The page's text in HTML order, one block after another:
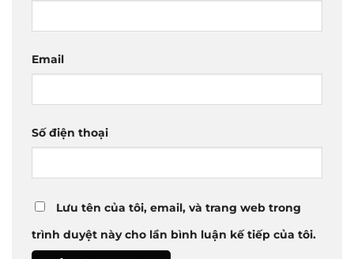
Email
Số điện thoại
Lưu tên của tôi, email, và trang web trong
trình duyệt này cho lần bình luận kế tiếp của tôi.